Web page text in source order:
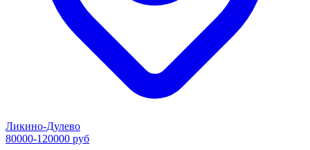
Ликино-Дулево
80000-120000 руб